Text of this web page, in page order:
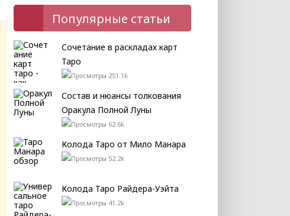
Популярные статьи
Сочетание в раскладах карт
Таро
251.1k
Состав и нюансы толкования
Оракула Полной Луны
62.6k
Колода Таро от Мило Манара
52.2k
Колода Таро Райдера-Уэйта
41.2k